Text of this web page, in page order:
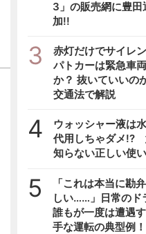
3」の販売網に豊田
加!!
3
赤灯だけでサイレ
パトカーは緊急車
か？ 抜いていいの
交通法で解説
4
ウォッシャー液は
代用しちゃダメ!?
知らない正しい使
5
「これは本当に勘
しい……」日常のド
誰もが一度は遭遇
手な運転の典型例！